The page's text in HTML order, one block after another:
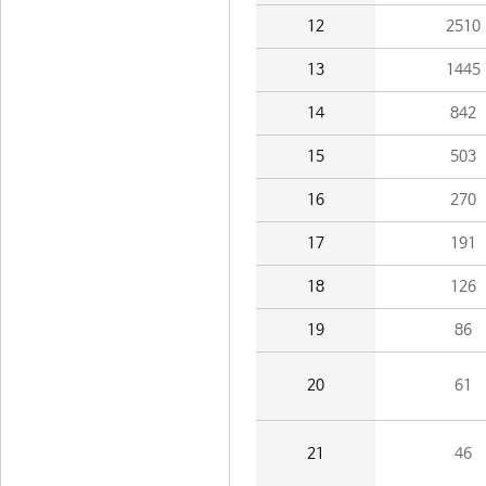
12 2510
13 1445
14 842
15 503
16 270
17 191
18 126
19 86
20 61
21 46